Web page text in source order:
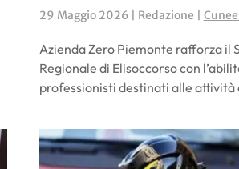
29 Maggio 2026| Redazione |
Azienda Zero Piemonte rafforza il
Regionale di Elisoccorso con
professionisti destinati alle attività